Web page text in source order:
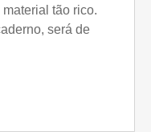
tão rico.
será de